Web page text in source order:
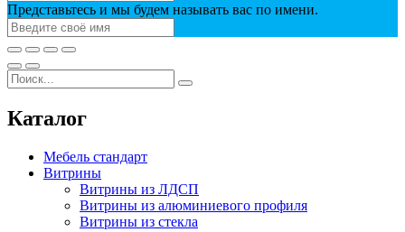
Представьтесь и мы будем называть вас по имени.
Каталог
Мебель стандарт
Витрины
Витрины из ЛДСП
Витрины из алюминиевого профиля
Витрины из стекла